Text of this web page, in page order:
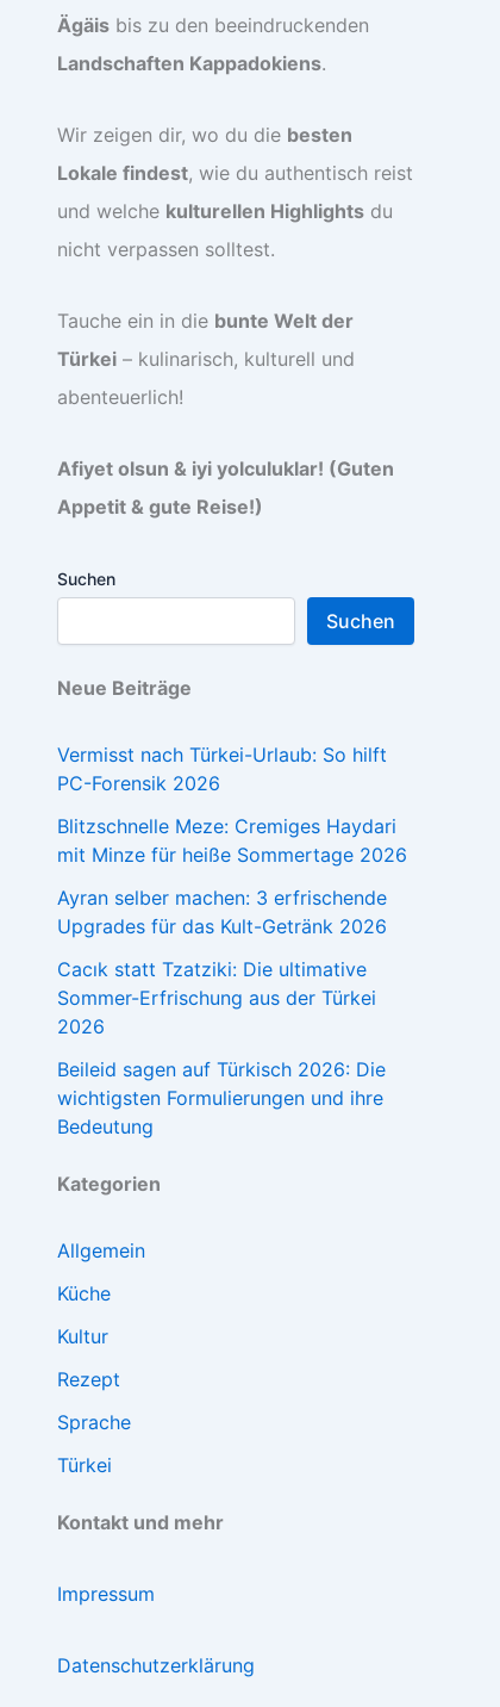
Ägäis bis zu den beeindruckenden
Landschaften Kappadokiens.
Wir zeigen dir, wo du die besten
Lokale findest, wie du authentisch reist
und welche kulturellen Highlights du
nicht verpassen solltest.
Tauche ein in die bunte Welt der
Türkei – kulinarisch, kulturell und
abenteuerlich!
Afiyet olsun & iyi yolculuklar! (Guten
Appetit & gute Reise!)
Suchen
Suchen
Neue Beiträge
Vermisst nach Türkei-Urlaub: So hilft
PC-Forensik 2026
Blitzschnelle Meze: Cremiges Haydari
mit Minze für heiße Sommertage 2026
Ayran selber machen: 3 erfrischende
Upgrades für das Kult-Getränk 2026
Cacık statt Tzatziki: Die ultimative
Sommer-Erfrischung aus der Türkei
2026
Beileid sagen auf Türkisch 2026: Die
wichtigsten Formulierungen und ihre
Bedeutung
Kategorien
Allgemein
Küche
Kultur
Rezept
Sprache
Türkei
Kontakt und mehr
Impressum
Datenschutzerklärung